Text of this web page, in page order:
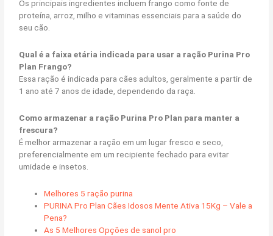
Os principais ingredientes incluem frango como fonte de
proteína, arroz, milho e vitaminas essenciais para a saúde do
seu cão.
Qual é a faixa etária indicada para usar a ração Purina Pro
Plan Frango?
Essa ração é indicada para cães adultos, geralmente a partir de
1 ano até 7 anos de idade, dependendo da raça.
Como armazenar a ração Purina Pro Plan para manter a
frescura?
É melhor armazenar a ração em um lugar fresco e seco,
preferencialmente em um recipiente fechado para evitar
umidade e insetos.
Melhores 5 ração purina
PURINA Pro Plan Cães Idosos Mente Ativa 15Kg – Vale a
Pena?
As 5 Melhores Opções de sanol pro